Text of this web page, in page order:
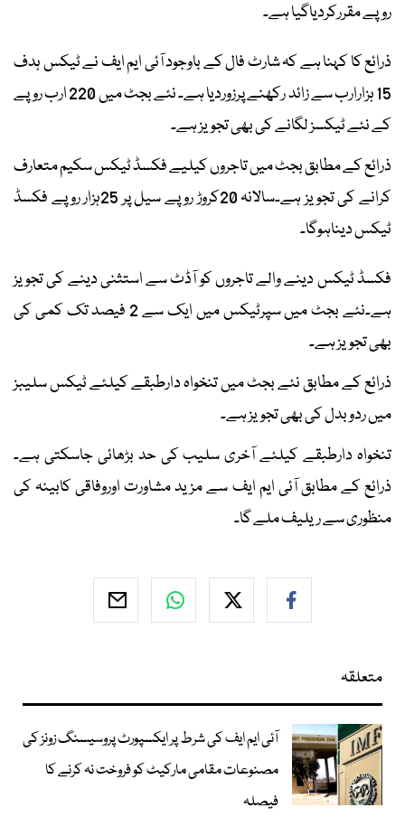
روپے مقررکردیاگیا ہے۔
ذرائع کا کہنا ہے کہ شارٹ فال کے باوجود آئی ایم ایف نے ٹیکس ہدف
15 ہزارارب سے زائد رکھنے پرزوردیا ہے۔ نئے بجٹ میں 220 ارب روپے
کے نئے ٹیکسز لگانے کی بھی تجویز ہے۔
ذرائع کے مطابق بجٹ میں تاجروں کیلیے فکسڈ ٹیکس سکیم متعارف
کرانے کی تجویز ہے۔سالانہ 20کروڑ روپے سیل پر 25ہزار روپے فکسڈ
ٹیکس دیناہوگا۔
فکسڈ ٹیکس دینے والے تاجروں کو آڈٹ سے استثنی دینے کی تجویز
ہے۔نئے بجٹ میں سپرٹیکس میں ایک سے 2 فیصد تک کمی کی
بھی تجویز ہے۔
ذرائع کے مطابق نئے بجٹ میں تنخواہ دارطبقے کیلئے ٹیکس سلیبز
میں ردوبدل کی بھی تجویز ہے۔
تنخواہ دارطبقے کیلئے آخری سلیب کی حد بڑھائی جاسکتی ہے۔
ذرائع کے مطابق آئی ایم ایف سے مزید مشاورت اوروفاقی کابینہ کی
منظوری سے ریلیف ملے گا۔
متعلقہ
آئی ایم ایف کی شرط پر ایکسپورٹ پروسیسنگ زونز کی
مصنوعات مقامی مارکیٹ کو فروخت نہ کرنے کا
فیصلہ